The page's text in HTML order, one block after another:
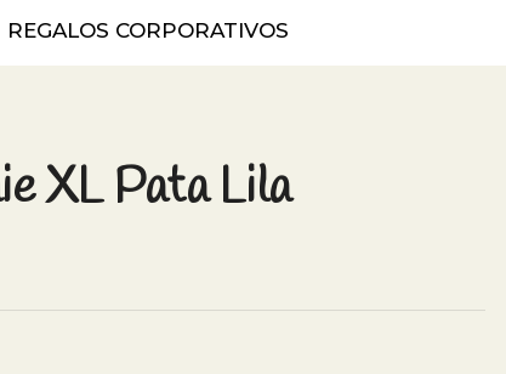
REGALOS CORPORATIVOS
XL Pata Lila